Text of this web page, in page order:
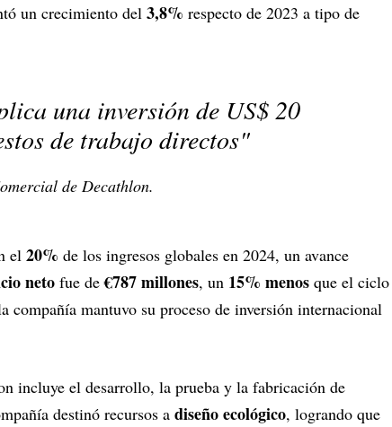
un crecimiento del 3,8% respecto de 2023 a tipo de
una inversión de US$ 20
de trabajo directos"
de Decathlon.
el 20% de los ingresos globales en 2024, un avance
neto fue de€787 millones, un 15% menos que el ciclo
compañía mantuvo su proceso de inversión internacional
incluye el desarrollo, la prueba y la fabricación de
destinó recursos a diseño ecológico, logrando que